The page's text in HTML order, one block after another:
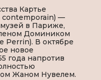
Картье
contemporain) —
в Париже,
Домиником
Perrin). В октябре
новое
года напротив
Жаном Нувелем.